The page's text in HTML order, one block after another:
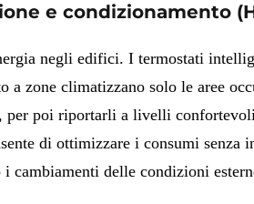
e condizionamento
negli edifici. I termostati
a zone climatizzano solo le aree
per poi riportarli a livelli
di ottimizzare i consumi
i cambiamenti delle condizioni